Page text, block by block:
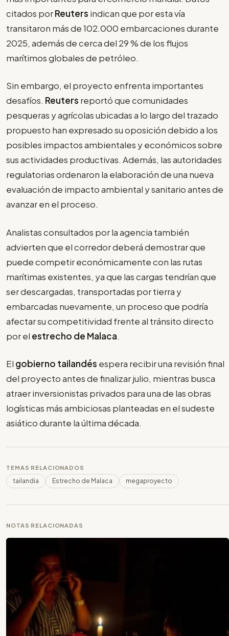
citados porReuters indican que por esta vía
transitaron más de 102.000 embarcaciones durante
2025, además de cerca del 29 % de los flujos
marítimos globales de petróleo.
Sin embargo, el proyecto enfrenta importantes
desafíos. Reuters reportó que comunidades
pesqueras y agrícolas ubicadas a lo largo del trazado
propuesto han expresado su oposición debido a los
posibles impactos ambientales y económicos sobre
sus actividades productivas. Además, las autoridades
regulatorias ordenaron la elaboración de una nueva
evaluación de impacto ambiental y sanitario antes de
avanzar en el proceso.
Analistas consultados por la agencia también
advierten que el corredor deberá demostrar que
puede competir económicamente con las rutas
marítimas existentes, ya que las cargas tendrían que
ser descargadas, transportadas por tierra y
embarcadas nuevamente, un proceso que podría
afectar su competitividad frente al tránsito directo
por el estrecho de Malaca.
El gobierno tailandés espera recibir una revisión final
del proyecto antes de finalizar julio, mientras busca
atraer inversionistas privados para una de las obras
logísticas más ambiciosas planteadas en el sudeste
asiático durante la última década.
TEMAS RELACIONADOS
tailandia Estrecho de Malaca megaproyecto
NOTAS RELACIONADAS